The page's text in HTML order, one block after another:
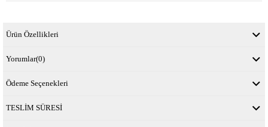
Ürün Özellikleri
Yorumlar(0)
Ödeme Seçenekleri
TESLİM SÜRESİ